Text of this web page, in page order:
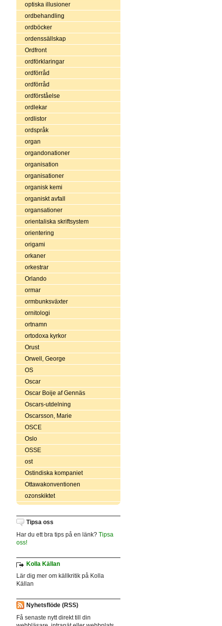
optiska illusioner
ordbehandling
ordböcker
ordenssällskap
Ordfront
ordförklaringar
ordförråd
ordförråd
ordförståelse
ordlekar
ordlistor
ordspråk
organ
organdonationer
organisation
organisationer
organisk kemi
organiskt avfall
organsationer
orientaliska skriftsystem
orientering
origami
orkaner
orkestrar
Orlando
ormar
ormbunksväxter
ornitologi
ortnamn
ortodoxa kyrkor
Orust
Orwell, George
OS
Oscar
Oscar Boije af Gennäs
Oscars-utdelning
Oscarsson, Marie
OSCE
Oslo
OSSE
ost
Ostindiska kompaniet
Ottawakonventionen
ozonskiktet
Tipsa oss
Har du ett bra tips på en länk? Tipsa
oss!
Kolla Källan
Lär dig mer om källkritik på Kolla
Källan
Nyhetsflöde (RSS)
Få senaste nytt direkt till din